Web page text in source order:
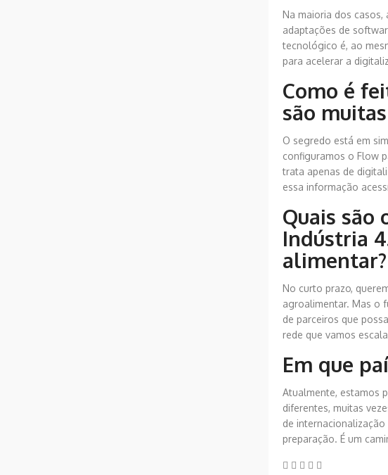
Na maioria dos
adaptações de
tecnológico é, ao
para acelerar a
Como é
são
O segredo está em
configuramos o Flow
trata apenas de
essa informação
Quais são
Indústria
alimentar?
No curto prazo,
agroalimentar. Mas o
de parceiros que
rede que vamos
Em que
Atualmente, estamos
diferentes, muitas
de
preparação. É um